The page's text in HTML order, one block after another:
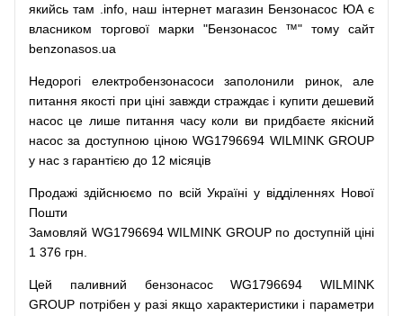
якийсь там .info, наш інтернет магазин Бензонасос ЮА є
власником
торгової марки "Бензонасос ™" тому
сайт
benzonasos.ua
Недорогі електробензонасоси заполонили ринок,
але
питання якості при ціні завжди страждає і купити дешевий
насос це лише питання часу коли ви придбаєте якісний
насос за доступною ціною WG1796694 WILMINK GROUP
у нас з гарантією до 12 місяців
Продажі здійснюємо по всій Україні у відділеннях Нової
Пошти
Замовляй WG1796694 WILMINK GROUP по доступній ціні
1 376 грн.
Цей паливний бензонасосWG1796694 WILMINK
GROUP потрібен у разі якщо характеристики і параметри